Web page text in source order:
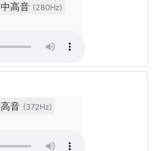
中高音 (280Hz)
高音 (372Hz)